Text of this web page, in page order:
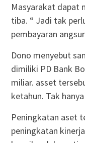
Masyarakat dapat
tiba. “ Jadi tak
pembayaran
Dono menyebut
dimiliki PD Bank
miliar. asset
ketahun. Tak
Peningkatan aset
peningkatan